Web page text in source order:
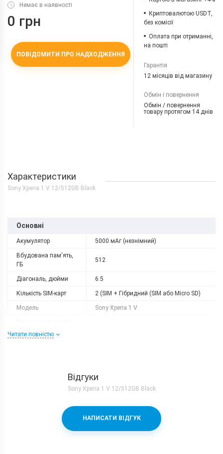
Немає в наявності
0 грн
ПОВІДОМИТИ ПРО НАДХОДЖЕННЯ
Криптовалютою USDT,
без комісії
Оплата при отриманні,
на пошті
Гарантія
12 місяців від магазину
Обмін і повернення
Обмін / повернення
товару протягом 14 днів
Характеристики
Sony Xperia 1 V 12/512GB Black
Основні
Акумулятор 5000 мАг (незнімний)
Вбудована пам'ять,
ГБ
512
Діагональ, дюйми 6.5
Кількість SIM-карт 2 (SIM + Гібридний (SIM або Micro SD)
Модель Sony Xperia 1 V
ГБ
OLED
8
Qualcomm Snapdragon 8 Gen 2 +
Читати повністю
Відгуки
Sony Xperia 1 V 12/512GB Black
НАПИСАТИ ВІДГУК